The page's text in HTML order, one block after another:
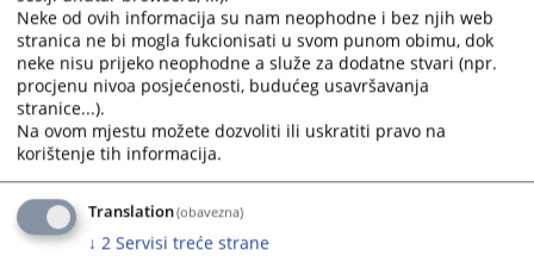
Neke od ovih informacija su nam neophodne i bez njih web
stranica ne bi mogla fukcionisati u svom punom obimu, dok
neke nisu prijeko neophodne a služe za dodatne stvari (npr.
procjenu nivoa posjećenosti, budućeg usavršavanja
stranice...).
Na ovom mjestu možete dozvoliti ili uskratiti pravo na
korištenje tih informacija.
Translation(obavezna)
↓ 2 Servisi treće strane